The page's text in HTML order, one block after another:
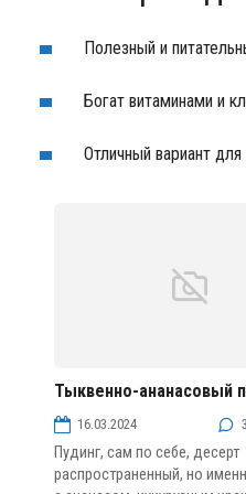
Полезный и
Богат витаминами и
Отличный вариант
Тыквенно-ананасовый
16.03.2024
Пудинг, сам по себе, десерт
распространенный, но